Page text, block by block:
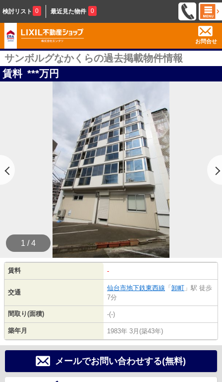
検討リスト 0 最近見た物件 0
お問合せ
サンボルグなかくらの過去掲載物件情報
賃料 ***万円
1 / 4
賃料 -
交通
仙台市地下鉄東西線 「 卸町 」駅 徒歩
7分
間取り(面積) -(-)
築年月 1983年 3月(築43年)
メールでお問い合わせする(無料)